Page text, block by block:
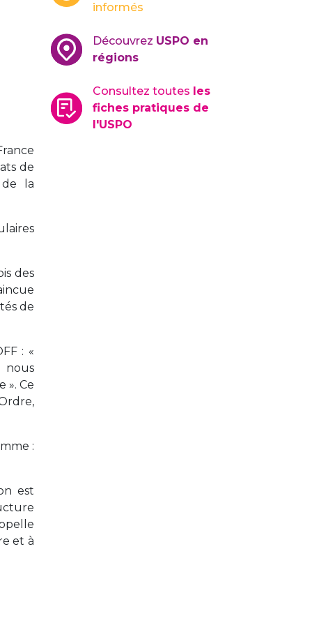
de
de la
des
de
: «
nous
». Ce
:
est
et à
informés
Découvrez USPO en
régions
Consultez toutes les
fiches pratiques de
l'USPO